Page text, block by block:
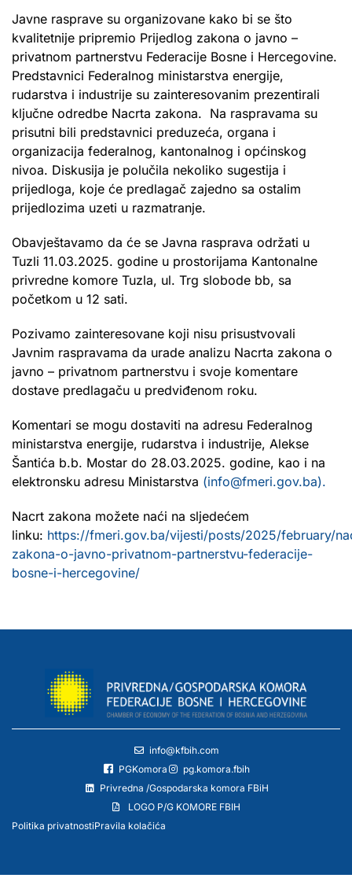
Javne rasprave su organizovane kako bi se što
kvalitetnije pripremio Prijedlog zakona o javno –
privatnom partnerstvu Federacije Bosne i Hercegovine.
Predstavnici Federalnog ministarstva energije,
rudarstva i industrije su zainteresovanim prezentirali
ključne odredbe Nacrta zakona. Na raspravama su
prisutni bili predstavnici preduzeća, organa i
organizacija federalnog, kantonalnog i općinskog
nivoa. Diskusija je polučila nekoliko sugestija i
prijedloga, koje će predlagač zajedno sa ostalim
prijedlozima uzeti u razmatranje.
Obavještavamo da će se Javna rasprava održati u
Tuzli 11.03.2025. godine u prostorijama Kantonalne
privredne komore Tuzla, ul. Trg slobode bb, sa
početkom u 12 sati.
Pozivamo zainteresovane koji nisu prisustvovali
Javnim raspravama da urade analizu Nacrta zakona o
javno – privatnom partnerstvu i svoje komentare
dostave predlagaču u predviđenom roku.
Komentari se mogu dostaviti na adresu Federalnog
ministarstva energije, rudarstva i industrije, Alekse
Šantića b.b. Mostar do 28.03.2025. godine, kao i na
elektronsku adresu Ministarstva (info@fmeri.gov.ba).
Nacrt zakona možete naći na sljedećem
linku: https://fmeri.gov.ba/vijesti/posts/2025/february/
zakona-o-javno-privatnom-partnerstvu-federacije-
bosne-i-hercegovine/
info@kfbih.com
PGKomora
pg.komora.fbih
Privredna /Gospodarska komora FBiH
LOGO P/G KOMORE FBIH
Politika privatnostiPravila kolačića